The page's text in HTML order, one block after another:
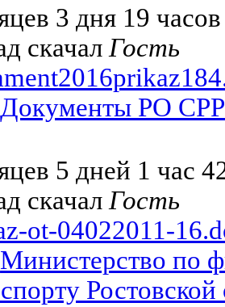
3 дня 19
скачал Гость
Документы РО СРР
5 дней 1 час
скачал Гость
ot-04022011-
Министерство по
Ростовской